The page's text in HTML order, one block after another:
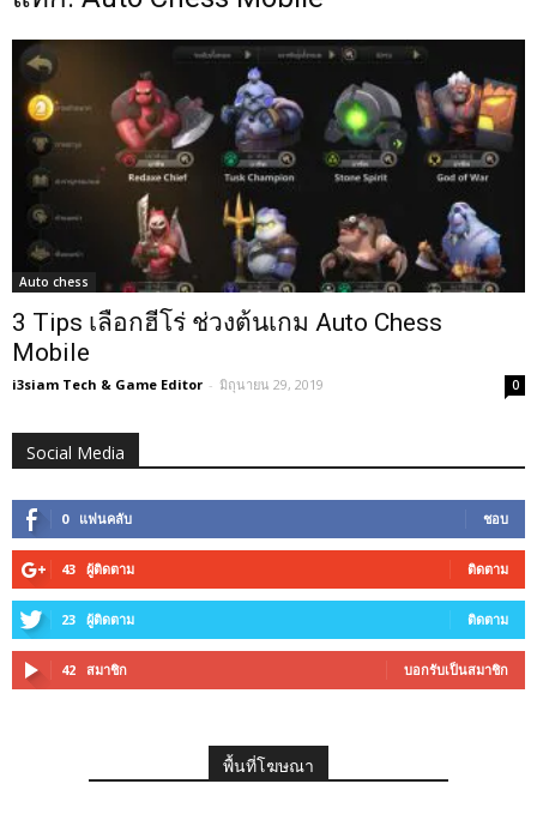
Auto chess
3 Tips เลือกฮีโร่ ช่วงต้นเกม Auto Chess
Mobile
i3siam Tech & Game Editor - มิถุนายน 29, 2019 0
Social Media
0 แฟนคลับ ชอบ
43 ผู้ติดตาม ติดตาม
23 ผู้ติดตาม ติดตาม
42 สมาชิก บอกรับเป็นสมาชิก
พื้นที่โฆษณา